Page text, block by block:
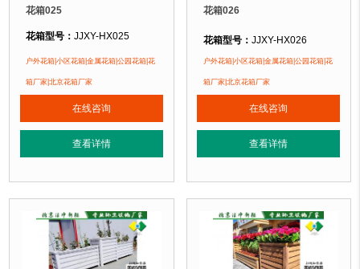
花箱025
花箱型号：JJXY-HX025
花箱规格：可根据客户需求定制！
花箱材质：金属镂空/铝合金/塑木/防腐木
花箱周期：现货花箱 即拍即发
1、花箱不会对环境产生污染。2、花箱在视觉上，线条流畅，外
正在使用该花箱的部分客户：
朝阳某小区、苏州某别墅区、海淀某小区....
户外花箱|小区花箱|金属花箱|公园花箱|花
箱厂家|北京花箱厂家
在线咨询
查看详情
花箱026
花箱型号： JJXY-HX026
花箱规格：可根据客户需求定制！
花箱材质：金属镂空/铝合金/塑木/防
花箱特点：1、花箱不会对环境产生
正在使用该花箱的部分客户：
朝阳某小区、苏州某别墅区、海淀某
户外花箱|小区花箱|金属花箱|公园花箱|花
箱厂家|北京花箱厂家
在线咨询
查看详情